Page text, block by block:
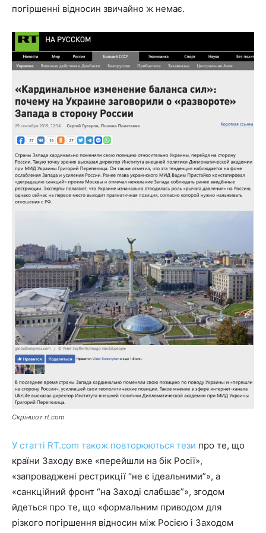
погіршенні відносин звичайно ж немає.
Скріншот rt.com
У статті RT.com також повторюються тези про те, що
країни Заходу вже «перейшли на бік Росії»,
«запроваджені рестрикції “не є ідеальними”», а
«санкційний фронт “на Заході слабшає”», згодом
йдеться про те, що «формальним приводом для
різкого погіршення відносин між Росією і Заходом